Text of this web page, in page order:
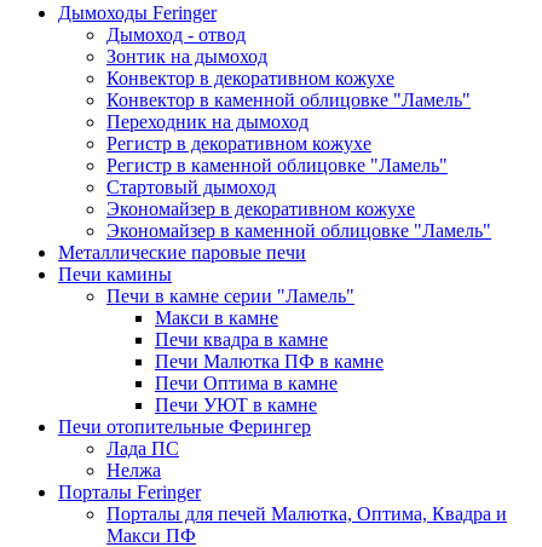
Дымоходы Feringer
Дымоход - отвод
Зонтик на дымоход
Конвектор в декоративном кожухе
Конвектор в каменной облицовке "Ламель"
Переходник на дымоход
Регистр в декоративном кожухе
Регистр в каменной облицовке "Ламель"
Стартовый дымоход
Экономайзер в декоративном кожухе
Экономайзер в каменной облицовке "Ламель"
Металлические паровые печи
Печи камины
Печи в камне серии "Ламель"
Макси в камне
Печи квадра в камне
Печи Малютка ПФ в камне
Печи Оптима в камне
Печи УЮТ в камне
Печи отопительные Ферингер
Лада ПС
Нелжа
Порталы Feringer
Порталы для печей Малютка, Оптима, Квадра и
Макси ПФ